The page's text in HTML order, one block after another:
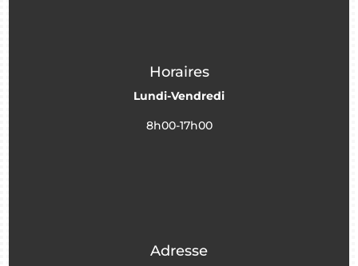
Horaires
Lundi-Vendredi
8h00-17h00
Adresse